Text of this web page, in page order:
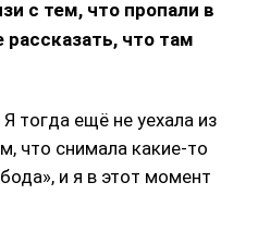
с тем, что пропали в
что там
тогда ещё не уехала из
что снимала какие-то
и я в этот момент